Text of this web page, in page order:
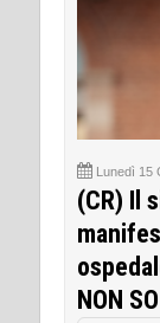
Lunedì 15
(CR) Il
NON SO